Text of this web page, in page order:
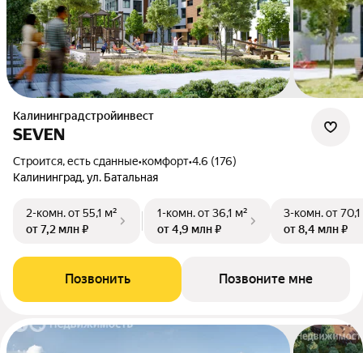
Калининградстройинвест
SEVEN
Строится, есть сданные•комфорт•4.6 (176)
Калининград, ул. Батальная
2-комн.от 55,1 м²
от 7,2 млн ₽
1-комн.от 36,1 м²
от 4,9 млн ₽
3-комн.от
от 8,4 млн ₽
Позвонить Позвоните мне